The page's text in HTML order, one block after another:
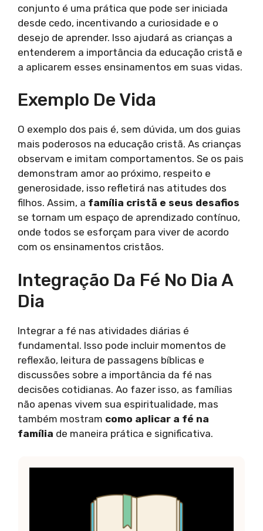
conjunto é uma prática que pode ser iniciada
desde cedo, incentivando a curiosidade e o
desejo de aprender. Isso ajudará as crianças a
entenderem a importância da educação cristã e
a aplicarem esses ensinamentos em suas vidas.
Exemplo De Vida
O exemplo dos pais é, sem dúvida, um dos guias
mais poderosos na educação cristã. As crianças
observam e imitam comportamentos. Se os pais
demonstram amor ao próximo, respeito e
generosidade, isso refletirá nas atitudes dos
filhos. Assim, a família cristã e seus desafios
se tornam um espaço de aprendizado contínuo,
onde todos se esforçam para viver de acordo
com os ensinamentos cristãos.
Integração Da Fé No Dia A
Dia
Integrar a fé nas atividades diárias é
fundamental. Isso pode incluir momentos de
reflexão, leitura de passagens bíblicas e
discussões sobre a importância da fé nas
decisões cotidianas. Ao fazer isso, as famílias
não apenas vivem sua espiritualidade, mas
também mostram como aplicar a fé na
família de maneira prática e significativa.